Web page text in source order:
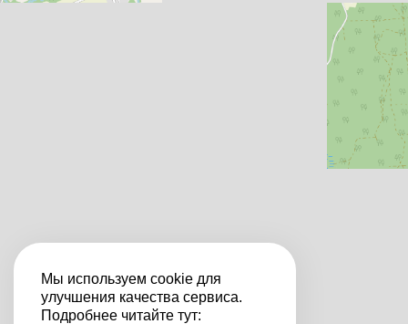
Мы используем cookie для
улучшения качества сервиса.
Подробнее читайте тут: